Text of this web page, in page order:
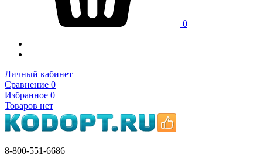
0
Личный кабинет
Сравнение 0
Избранное 0
Товаров нет
8-800-551-6686